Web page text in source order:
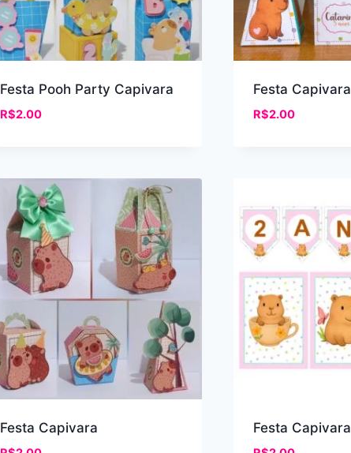
Festa Pooh Party Capivara
R$2.00
Festa Capivara
R$2.00
Festa Capivara Festa Capivara